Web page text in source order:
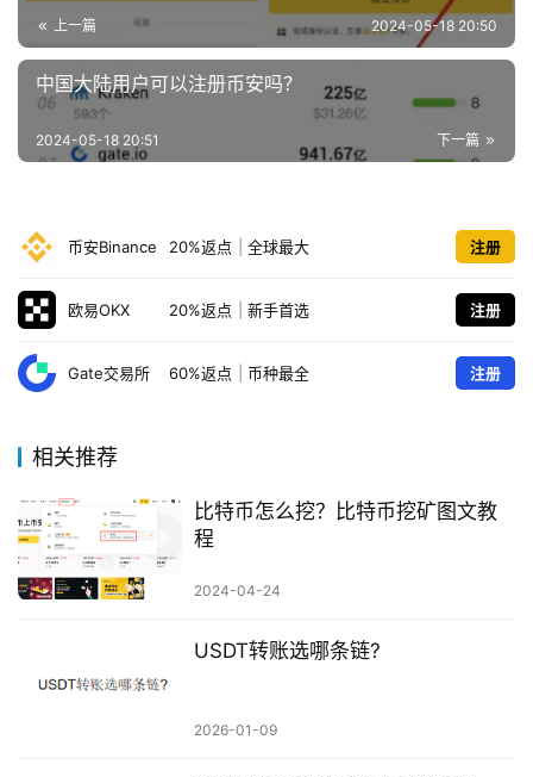
上一篇 2024-05-18 20:50
中国大陆用户可以注册币安吗？
下一篇
2024-05-18 20:51
币安Binance 20%返点 全球最大 注册
欧易OKX 20%返点 新手首选 注册
Gate交易所 60%返点 币种最全 注册
相关推荐
比特币怎么挖？比特币挖矿图文教
程
2024-04-24
USDT转账选哪条链?
2026-01-09